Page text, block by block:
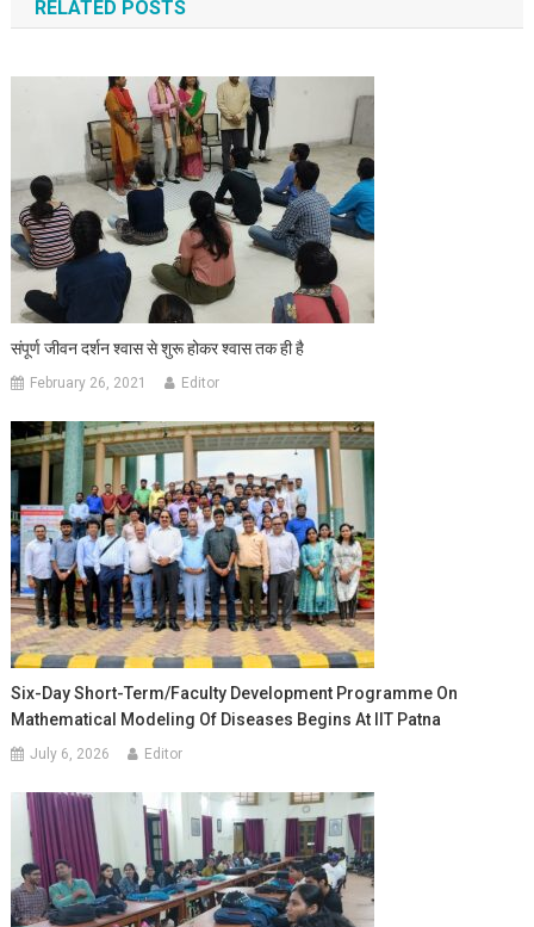
RELATED POSTS
संपूर्ण जीवन दर्शन श्वास से शुरू होकर श्वास तक ही है
February 26, 2021 Editor
Six-Day Short-Term/Faculty Development Programme On
Mathematical Modeling Of Diseases Begins At IIT Patna
July 6, 2026 Editor